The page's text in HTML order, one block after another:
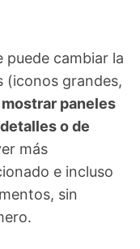
puede cambiar la
(iconos grandes,
mostrar paneles
o de
más
e incluso
sin